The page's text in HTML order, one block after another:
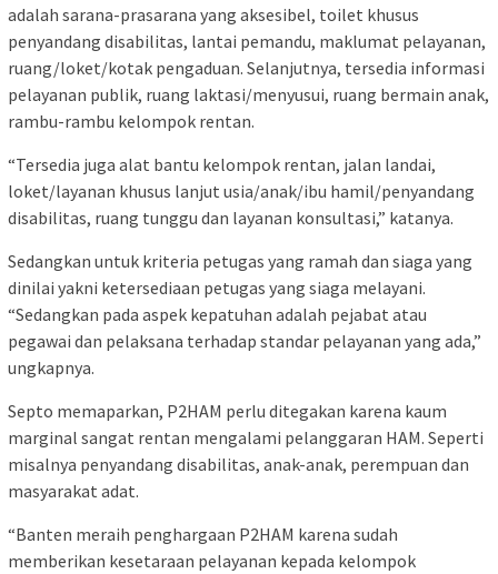
adalah sarana-prasarana yang aksesibel, toilet khusus
penyandang disabilitas, lantai pemandu, maklumat pelayanan,
ruang/loket/kotak pengaduan. Selanjutnya, tersedia informasi
pelayanan publik, ruang laktasi/menyusui, ruang bermain anak,
rambu-rambu kelompok rentan.
“Tersedia juga alat bantu kelompok rentan, jalan landai,
loket/layanan khusus lanjut usia/anak/ibu hamil/penyandang
disabilitas, ruang tunggu dan layanan konsultasi,” katanya.
Sedangkan untuk kriteria petugas yang ramah dan siaga yang
dinilai yakni ketersediaan petugas yang siaga melayani.
“Sedangkan pada aspek kepatuhan adalah pejabat atau
pegawai dan pelaksana terhadap standar pelayanan yang ada,”
ungkapnya.
Septo memaparkan, P2HAM perlu ditegakan karena kaum
marginal sangat rentan mengalami pelanggaran HAM. Seperti
misalnya penyandang disabilitas, anak-anak, perempuan dan
masyarakat adat.
“Banten meraih penghargaan P2HAM karena sudah
memberikan kesetaraan pelayanan kepada kelompok